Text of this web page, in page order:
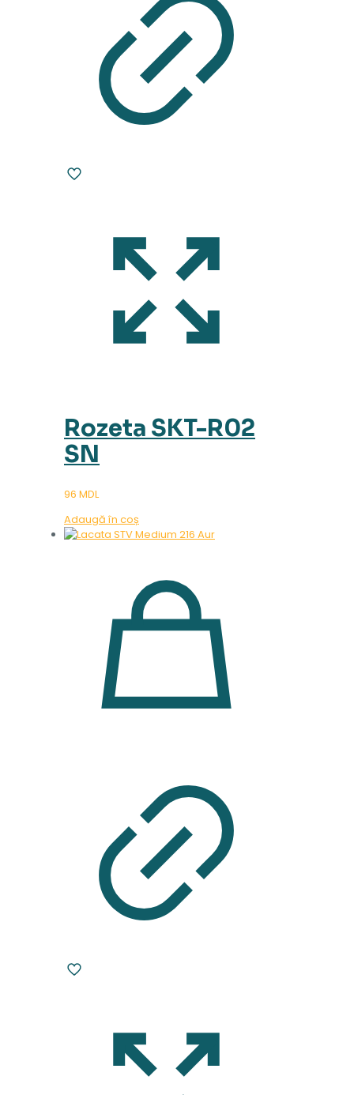
Rozeta SKT-R02
SN
96 MDL
Adaugă în coș